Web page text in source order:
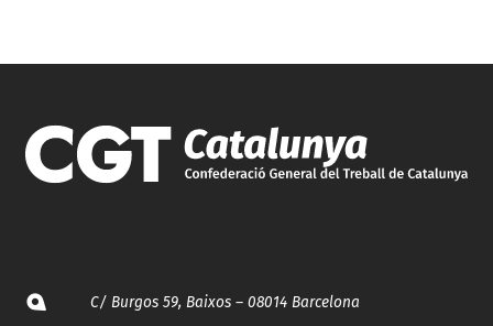
C/ Burgos 59, Baixos – 08014 Barcelona